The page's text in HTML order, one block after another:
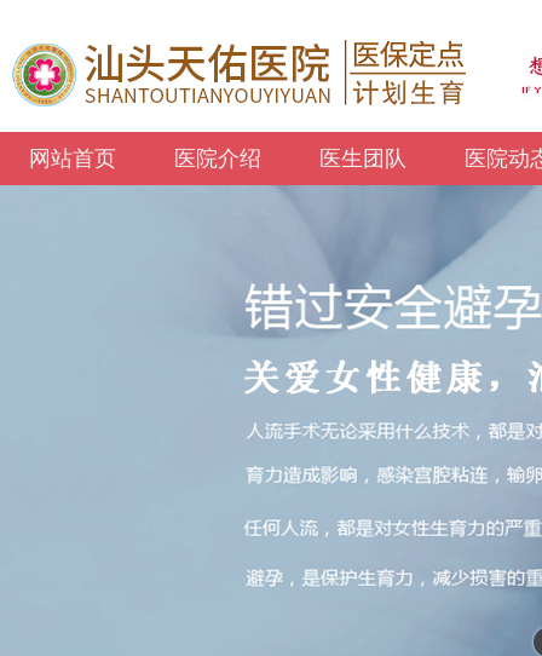
网站首页 医院介绍 医生团队 医院动